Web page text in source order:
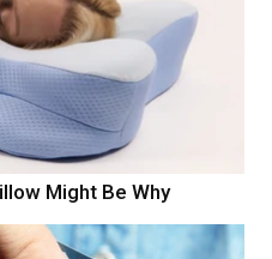
Might Be Why